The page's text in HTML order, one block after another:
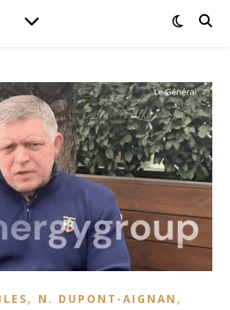
, N. DUPONT-AIGNAN ,